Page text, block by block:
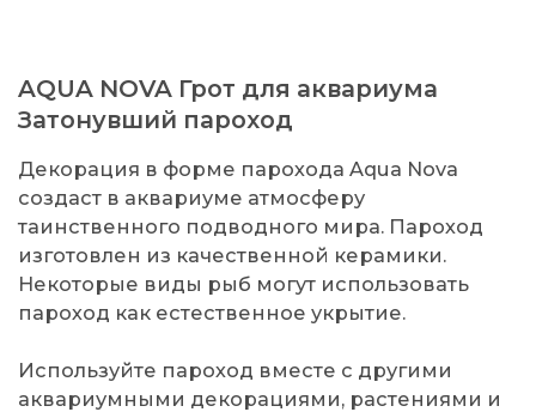
AQUA NOVA Грот для аквариума
Затонувший пароход
Декорация в форме парохода Aqua Nova
создаст в аквариуме атмосферу
таинственного подводного мира. Пароход
изготовлен из качественной керамики.
Некоторые виды рыб могут использовать
пароход как естественное укрытие.
Используйте пароход вместе с другими
аквариумными декорациями, растениями и